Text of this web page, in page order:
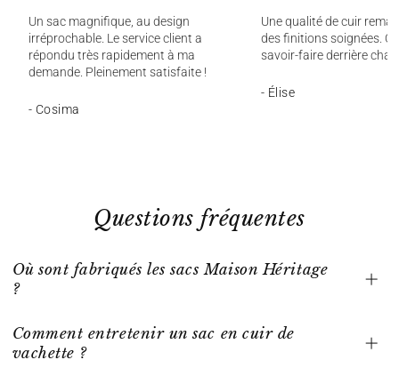
Un sac magnifique, au design
irréprochable. Le service client a
répondu très rapidement à ma
demande. Pleinement satisfaite !
- Cosima
Une qualité de cuir
des finitions soignées.
savoir-faire derrière
- Élise
Questions fréquentes
Où sont fabriqués les sacs Maison Héritage
?
Comment entretenir un sac en cuir de
vachette ?